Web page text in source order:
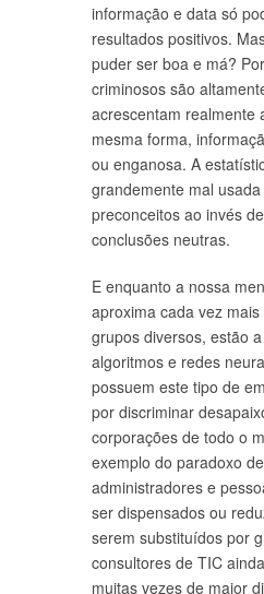
informação e data só
resultados positivos.
puder ser boa e má?
criminosos são
acrescentam realmente
mesma forma,
ou enganosa. A
grandemente mal
preconceitos ao invés
conclusões neutras.
E enquanto a nossa
aproxima cada vez
grupos diversos, estão
algoritmos e redes
possuem este tipo de
por discriminar
corporações de todo o
exemplo do paradoxo
administradores e
ser dispensados ou
serem substituídos por
consultores de TIC
muitas vezes de maior